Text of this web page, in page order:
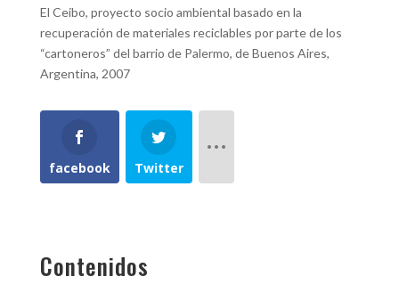
El Ceibo, proyecto socio ambiental basado en la
recuperación de materiales reciclables por parte de los
“cartoneros” del barrio de Palermo, de Buenos Aires,
Argentina, 2007
facebook Twitter
Contenidos